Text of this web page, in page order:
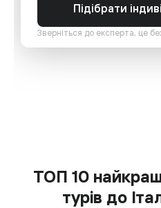
Підібрати
Зверніться до експерта, це
ТОП 10
турів до